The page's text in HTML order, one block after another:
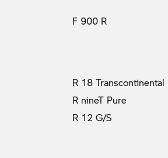
F 900 R
R 18 Transcontinental
R nineT Pure
R 12 G/S